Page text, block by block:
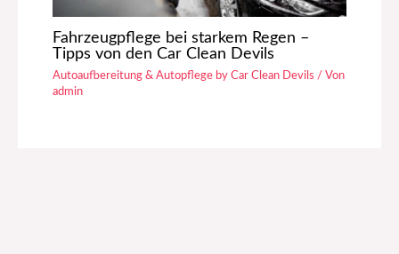
Fahrzeugpflege bei starkem Regen –
Tipps von den Car Clean Devils
Autoaufbereitung & Autopflege by Car Clean Devils / Von
admin